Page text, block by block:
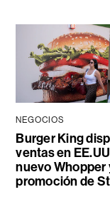
NEGOCIOS
Burger King
ventas en
nuevo Whopper
promoción de